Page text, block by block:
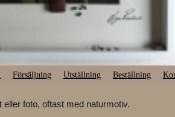
Försäljning Utställning Beställning
foto, oftast med naturmotiv.